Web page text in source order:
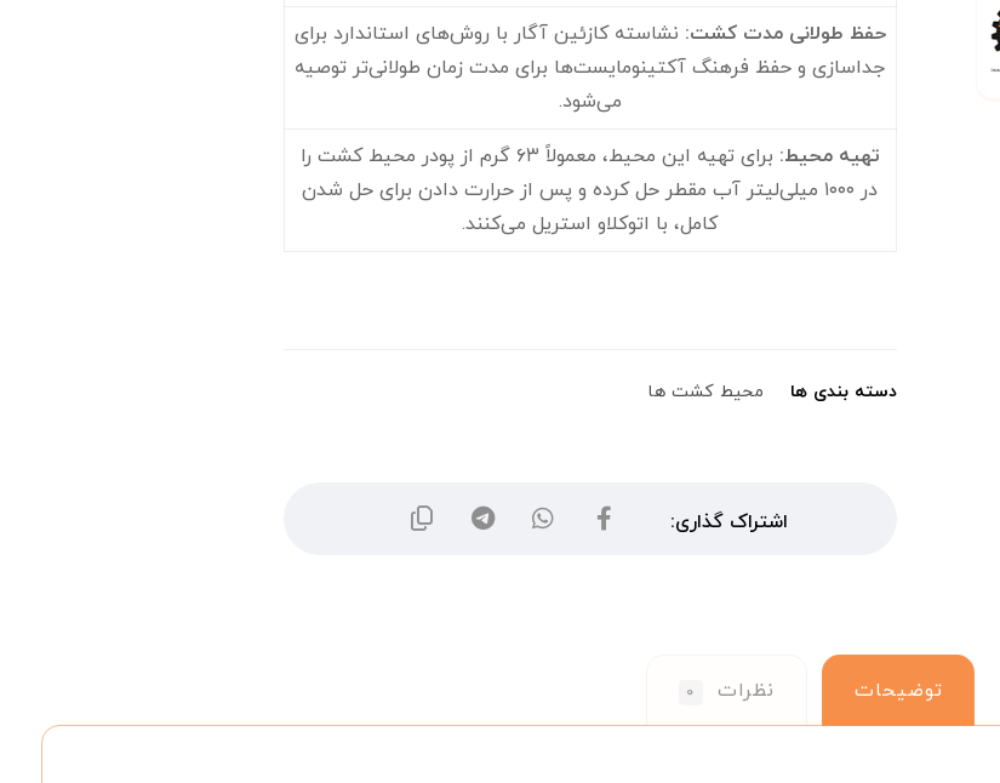
حفظ طولانی مدت کشت: نشاسته کازئین آگار با روش‌های استاندارد برای
جداسازی و حفظ فرهنگ آکتینومایست‌ها برای مدت زمان طولانی‌تر توصیه
می‌شود.
تهیه محیط:
برای تهیه این محیط، معمولاً ۶۳ گرم از پودر محیط کشت را
در ۱۰۰۰ میلی‌لیتر آب مقطر حل کرده و پس از حرارت دادن برای حل شدن
کامل، با اتوکلاو استریل می‌کنند.
دسته بندی ها محیط کشت ها
توضیحات نظرات ۰